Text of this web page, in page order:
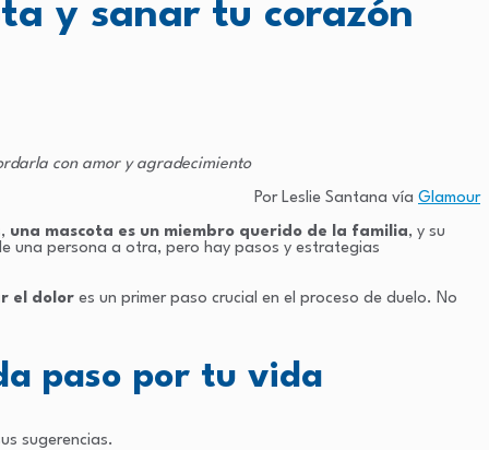
y sanar tu corazón
con amor y agradecimiento
Por Leslie Santana vía Glamour
una mascota es un miembro querido de la familia, y su
una persona a otra, pero hay pasos y estrategias
el dolor es un primer paso crucial en el proceso de duelo. No
paso por tu vida
sugerencias.